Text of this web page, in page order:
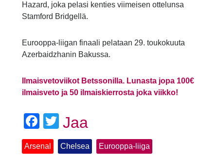
Hazard, joka pelasi kenties viimeisen ottelunsa
Stamford Bridgellä.
Eurooppa-liigan finaali pelataan 29. toukokuuta
Azerbaidzhanin Bakussa.
Ilmaisvetoviikot Betssonilla. Lunasta jopa 100€
ilmaisveto ja 50 ilmaiskierrosta joka viikko!
Facebook
Twitter
Jaa
Arsenal Chelsea Eurooppa-liiga